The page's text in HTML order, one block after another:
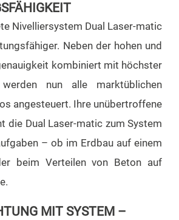
Nivelliersystem Dual Laser-matic
Neben der hohen und
kombiniert mit höchster
werden nun alle marktüblichen
angesteuert. Ihre unübertroffene
die Dual Laser-matic zum System
– ob im Erdbau auf einem
beim Verteilen von Beton auf
MIT SYSTEM –